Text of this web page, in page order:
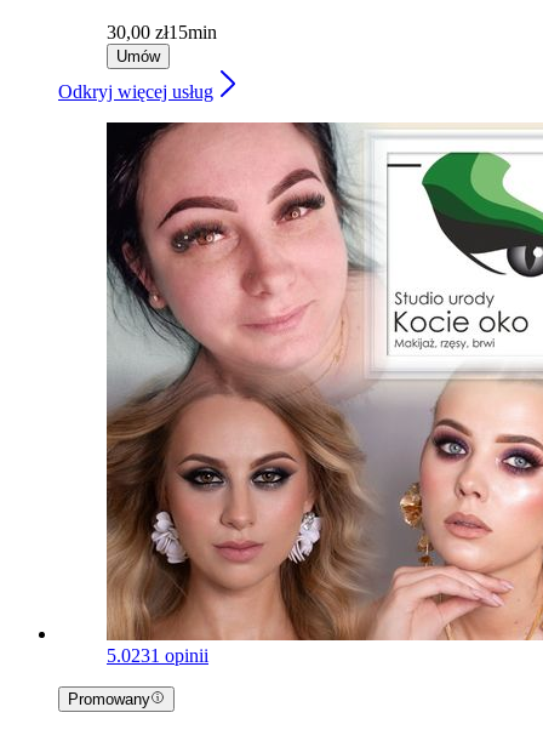
30,00 zł15min
Umów
Odkryj więcej usług
5.0231 opinii
Promowany